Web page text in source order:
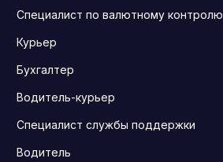
Специалист по валютному контролю
Курьер
Бухгалтер
Водитель-курьер
Специалист службы поддержки
Водитель